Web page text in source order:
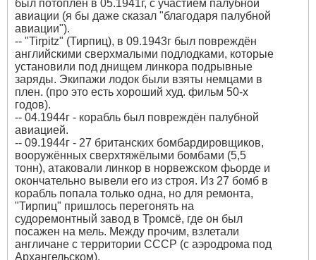
был потоплен в 05.1941г, с участием палубной
авиации (я бы даже сказал "благодаря палубной
авиации").
-- "Tirpitz" (Тирпиц), в 09.1943г был повреждён
английскими сверхмалыми подлодками, которые
установили под днищем линкора подрывные
заряды. Экипажи лодок были взяты немцами в
плен. (про это есть хороший худ. фильм 50-х
годов).
-- 04.1944г - корабль был повреждён палубной
авиацией.
-- 09.1944г - 27 британских бомбардировщиков,
вооружённых сверхтяжёлыми бомбами (5,5
тонн), атаковали линкор в норвежском фьорде и
окончательно вывели его из строя. Из 27 бомб в
корабль попала только одна, но для ремонта,
"Тирпиц" пришлось перегонять на
судоремонтный завод в Тромсё, где он был
посажен на мель. Между прочим, взлетали
англичане с территории СССР (с аэродрома под
Архангельском).